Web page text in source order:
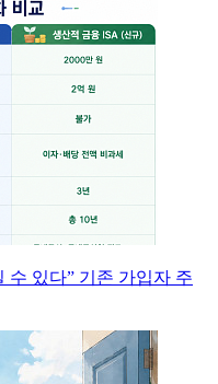
수 있다” 기존 가입자 주